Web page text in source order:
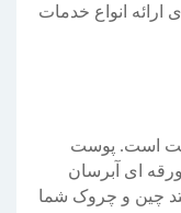
ی ارائه انواع خدمات
است. پوست
ای آبرسان
چین و چروک شما